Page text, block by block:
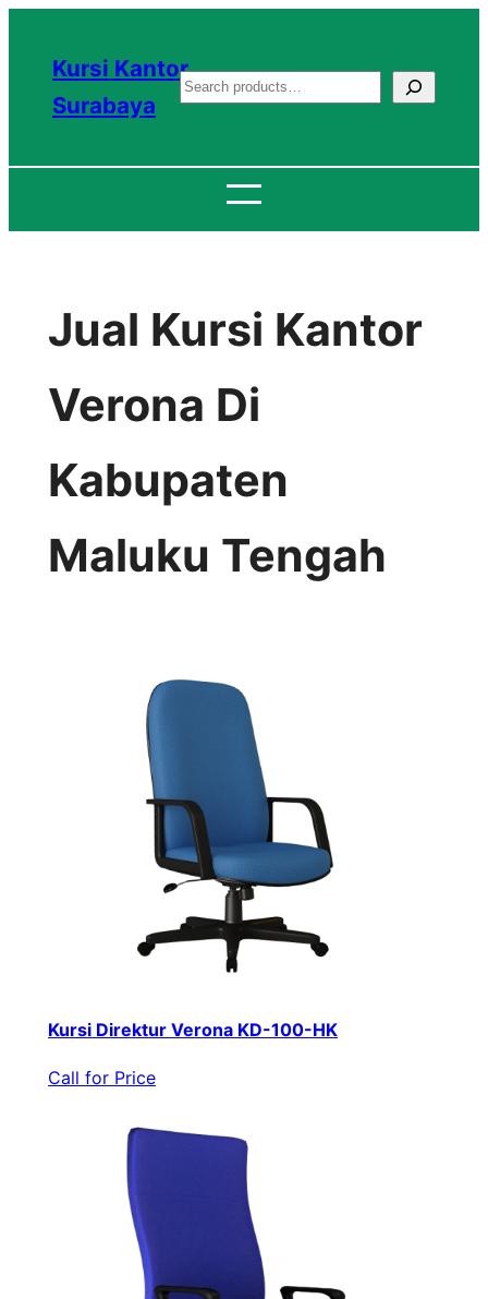
konten
Kursi Kantor
Surabaya
S
a
c
Jual Kursi Kantor
Verona Di
Kabupaten
Maluku Tengah
Kursi Direktur Verona KD-100-HK
Call for Price